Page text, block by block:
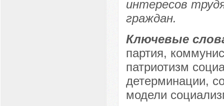
интересов
граждан.
Ключевые
партия,
патриотизм
детерминации,
модели